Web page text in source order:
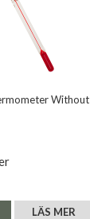
Without
LÄS MER